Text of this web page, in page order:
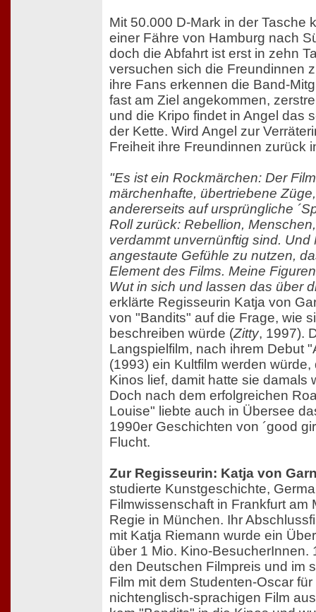
Mit 50.000 D-Mark in der Tasche
einer Fähre von Hamburg nach
doch die Abfahrt ist erst in zehn
versuchen sich die Freundinnen
ihre Fans erkennen die Band-
fast am Ziel angekommen,
und die Kripo findet in Angel das
der Kette. Wird Angel zur
Freiheit ihre Freundinnen zurück
"Es ist ein Rockmärchen: Der
märchenhafte, übertriebene
andererseits auf ursprüngliche
Roll zurück: Rebellion,
verdammt unvernünftig sind. Und
angestaute Gefühle zu nutzen,
Element des Films. Meine
Wut in sich und lassen das über
erklärte Regisseurin Katja von
von "Bandits" auf die Frage, wie
beschreiben würde (Zitty, 1997).
Langspielfilm, nach ihrem Debut
(1993) ein Kultfilm werden
Kinos lief, damit hatte sie damals
Doch nach dem erfolgreichen
Louise" liebte auch in Übersee
1990er Geschichten von ´good
Flucht.
Zur Regisseurin: Katja von
studierte Kunstgeschichte,
Filmwissenschaft in Frankfurt am
Regie in München. Ihr
mit Katja Riemann wurde ein
über 1 Mio. Kino-BesucherInnen.
den Deutschen Filmpreis und im
Film mit dem Studenten-Oscar
nichtenglisch-sprachigen Film